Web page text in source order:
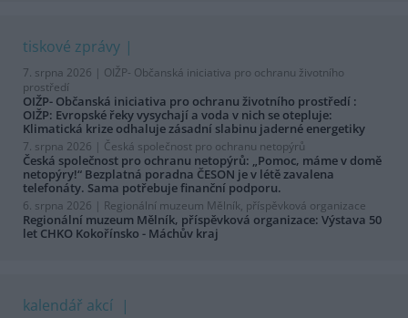
tiskové zprávy
7. srpna 2026 | OIŽP- Občanská iniciativa pro ochranu životního
prostředí
OIŽP- Občanská iniciativa pro ochranu životního prostředí :
OIŽP: Evropské řeky vysychají a voda v nich se otepluje:
Klimatická krize odhaluje zásadní slabinu jaderné energetiky
7. srpna 2026 | Česká společnost pro ochranu netopýrů
Česká společnost pro ochranu netopýrů: „Pomoc, máme v domě
netopýry!“ Bezplatná poradna ČESON je v létě zavalena
telefonáty. Sama potřebuje finanční podporu.
6. srpna 2026 | Regionální muzeum Mělník, příspěvková organizace
Regionální muzeum Mělník, příspěvková organizace: Výstava 50
let CHKO Kokořínsko - Máchův kraj
kalendář akcí